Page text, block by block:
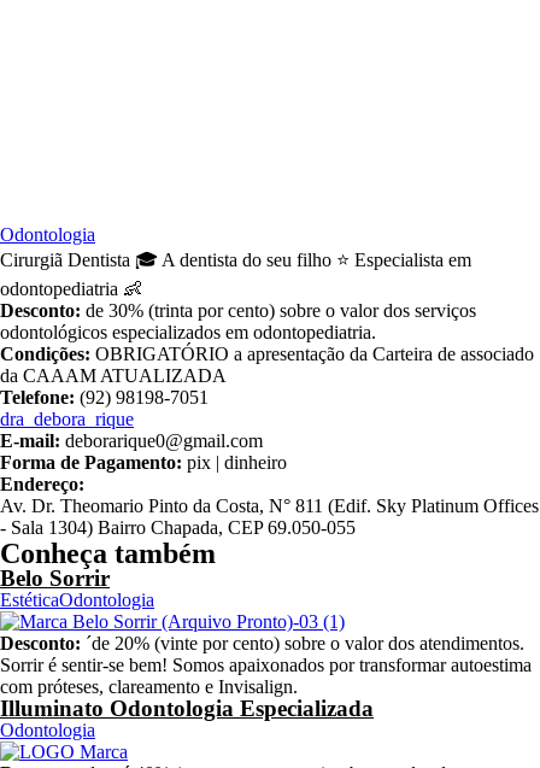
Odontologia
Cirurgiã Dentista 🎓 A dentista do seu filho ⭐ Especialista em
odontopediatria 👶
Desconto: de 30% (trinta por cento) sobre o valor dos serviços
odontológicos especializados em odontopediatria.
Condições: OBRIGATÓRIO a apresentação da Carteira de associado
da CAAAM ATUALIZADA
Telefone: (92) 98198-7051
dra_debora_rique
E-mail: deborarique0@gmail.com
Forma de Pagamento: pix | dinheiro
Endereço:
Av. Dr. Theomario Pinto da Costa, N° 811 (Edif. Sky Platinum Offices
- Sala 1304) Bairro Chapada, CEP 69.050-055
Conheça também
Belo Sorrir
EstéticaOdontologia
Desconto: ´de 20% (vinte por cento) sobre o valor dos atendimentos.
Sorrir é sentir-se bem! Somos apaixonados por transformar autoestima
com próteses, clareamento e Invisalign.
Illuminato Odontologia Especializada
Odontologia